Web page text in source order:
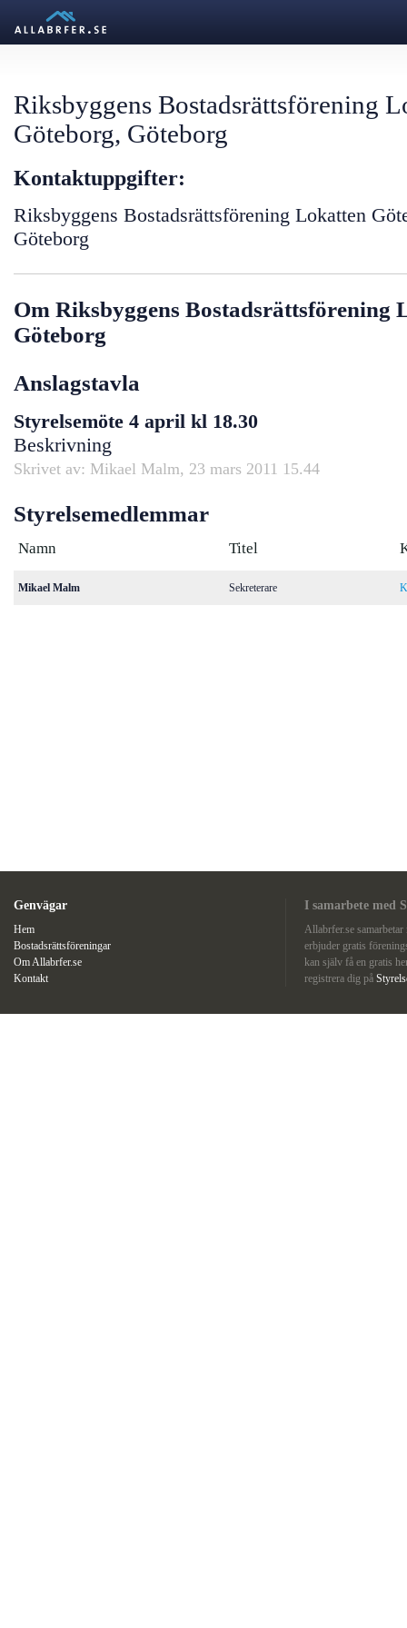
Riksbyggens Bostadsrättsförening
Göteborg, Göteborg
Kontaktuppgifter:
Riksbyggens Bostadsrättsförening Lokatten
Göteborg
Om Riksbyggens Bostadsrättsförening
Göteborg
Anslagstavla
Styrelsemöte 4 april kl 18.30
Beskrivning
Skrivet av: Mikael Malm, 23 mars 2011 15.44
Styrelsemedlemmar
Namn Titel
Mikael Malm Sekreterare
Genvägar
Hem
Bostadsrättsföreningar
Om Allabrfer.se
Kontakt
I samarbete med
Allabrfer.se
erbjuder gratis
kan själv få en gratis
registrera dig på